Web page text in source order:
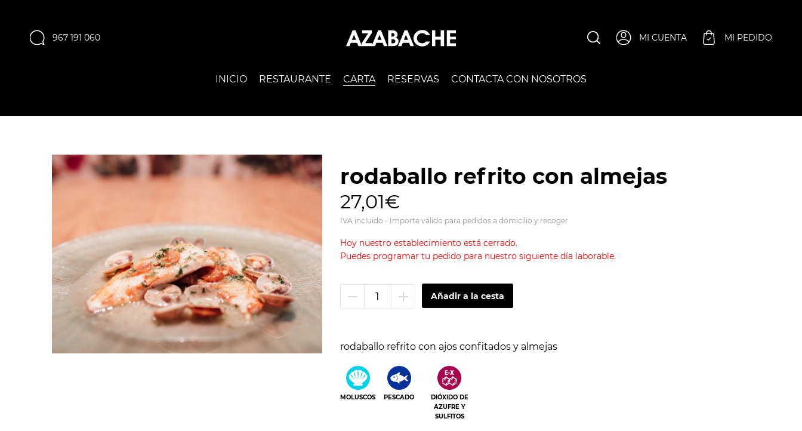
967 191 060 MI CUENTA MI PEDIDO
INICIO RESTAURANTE CARTA RESERVAS CONTACTA CON NOSOTROS
rodaballo refrito con almejas
27,01€
IVA incluido - Importe válido para pedidos a domicilio y recoger
Hoy nuestro establecimiento está cerrado.
Puedes programar tu pedido para nuestro siguiente día laborable.
rodaballo refrito con ajos confitados y almejas
MOLUSCOS PESCADO
DIÓXIDO DE
AZUFRE Y
SULFITOS